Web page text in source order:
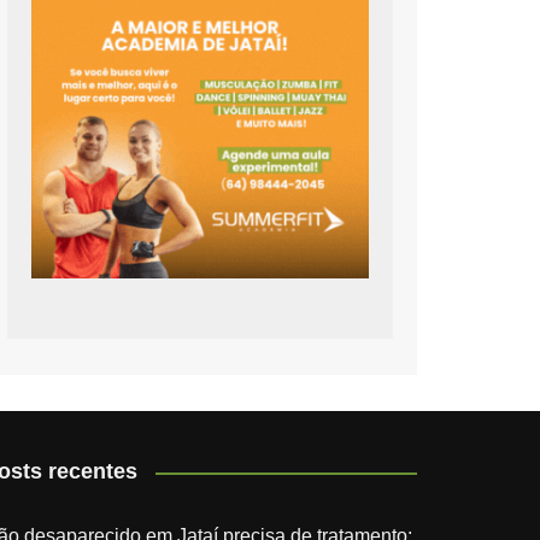
recentes
desaparecido em Jataí precisa de tratamento;